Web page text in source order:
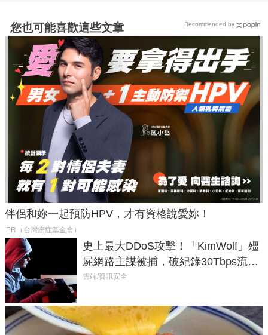
您也可能喜歡這些文章
伴侶和妳一起預防HPV，才有資格說愛妳！
PR（台灣癌症基金會）
史上最大DDoS攻擊！「KimWolf」殭
屍網路主謀被捕，破紀錄30Tbps流量
癱瘓全球！
雲端/資訊安全
Recommended by